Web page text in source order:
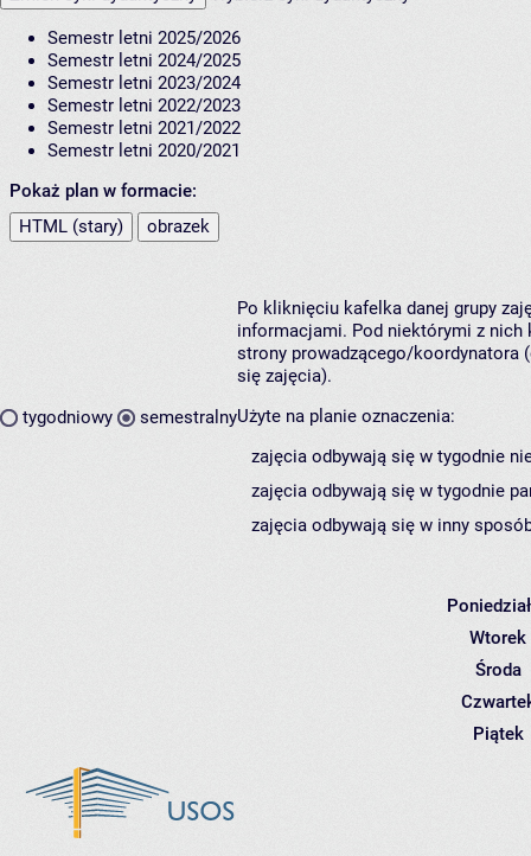
Semestr letni 2025/2026
Semestr letni 2024/2025
Semestr letni 2023/2024
Semestr letni 2022/2023
Semestr letni 2021/2022
Semestr letni 2020/2021
Pokaż plan w formacie:
HTML (stary)
obrazek
tygodniowy semestralny
Po kliknięciu kafelka danej grupy
informacjami. Pod niektórymi z nich
strony prowadzącego/koordynatora
się zajęcia).
Użyte na planie oznaczenia:
zajęcia odbywają się w tygodnie
zajęcia odbywają się w tygodnie
zajęcia odbywają się w inny
Wtorek
Środa
Piątek